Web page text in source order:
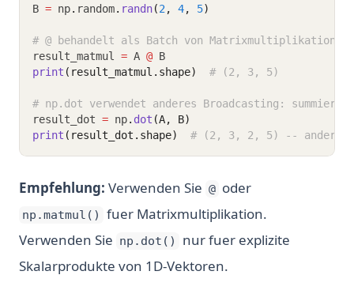
B = np. random. randn(2 , 4, 5)
# @ behandelt als Batch von
result_matmul = A @ B
print (result_matmul.shape) # (2, 3, 5)
# np.dot verwendet anderes Broadcasting:
result_dot = np. dot (A, B)
print (result_dot.shape) # (2, 3, 2, 5) -- andere
Empfehlung: Verwenden Sie @ oder
np.matmul()
fuer Matrixmultiplikation.
Verwenden Sie np.dot()
nur fuer explizite
Skalarprodukte von 1D-Vektoren.